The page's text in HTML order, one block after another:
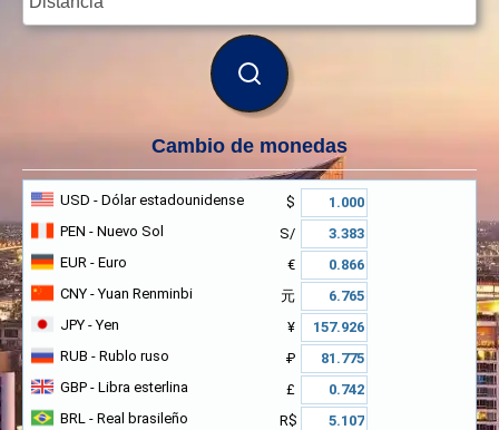
BUSCAR
Cambio de monedas
USD - Dólar estadounidense
$
PEN - Nuevo Sol
S/
EUR - Euro
€
CNY - Yuan Renminbi
元
JPY - Yen
¥
RUB - Rublo ruso
₽
GBP - Libra esterlina
£
BRL - Real brasileño
R$